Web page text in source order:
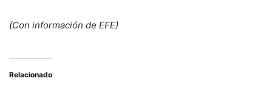
(Con información de EFE)
Relacionado